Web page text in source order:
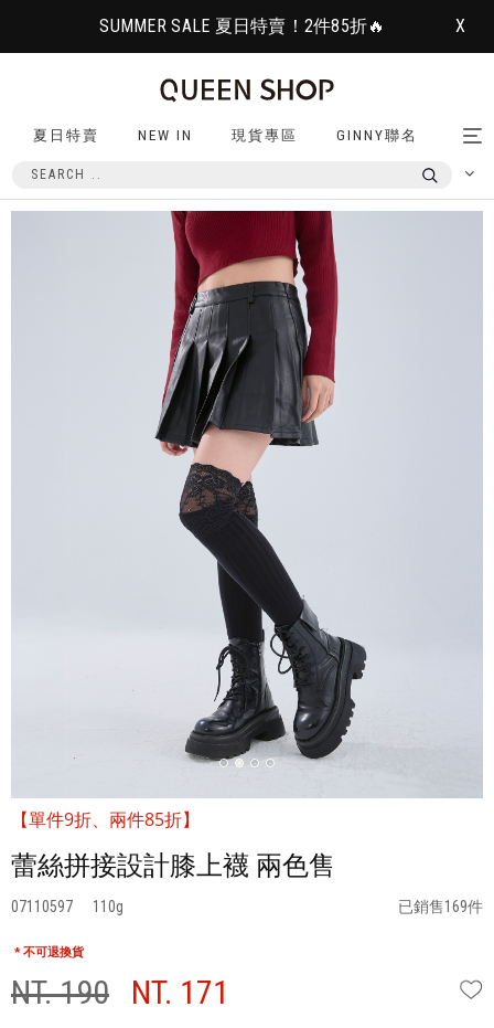
SUMMER SALE 夏日特賣！2件85折🔥 X
夏日特賣 NEW IN 現貨專區 GINNY聯名
【單件9折、兩件85折】
蕾絲拼接設計膝上襪 兩色售
07110597 110 已銷售169件
* 不可退換貨
NT. 190 NT. 171